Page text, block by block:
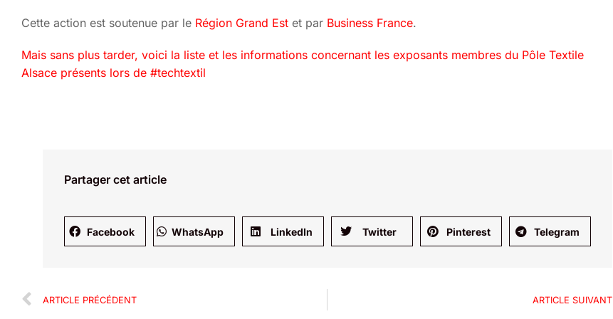
Cette action est soutenue par le Région Grand Est et par Business France.
Mais sans plus tarder, voici la liste et les informations concernant les exposants membres du Pôle Textile
Alsace présents lors de #techtextil
Partager cet article
Facebook WhatsApp LinkedIn Twitter Pinterest Telegram
ARTICLE PRÉCÉDENT ARTICLE SUIVANT